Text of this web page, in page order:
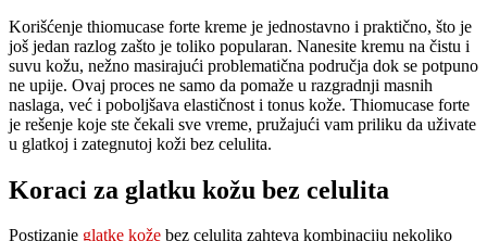
Korišćenje thiomucase forte kreme je jednostavno i praktično, što je
još jedan razlog zašto je toliko popularan. Nanesite kremu na čistu i
suvu kožu, nežno masirajući problematična područja dok se potpuno
ne upije. Ovaj proces ne samo da pomaže u razgradnji masnih
naslaga, već i poboljšava elastičnost i tonus kože. Thiomucase forte
je rešenje koje ste čekali sve vreme, pružajući vam priliku da uživate
u glatkoj i zategnutoj koži bez celulita.
Koraci za glatku kožu bez celulita
Postizanje glatke kože bez celulita zahteva kombinaciju nekoliko